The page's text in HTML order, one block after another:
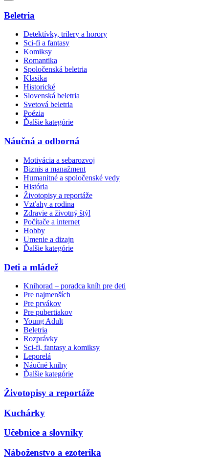
Beletria
Detektívky, trilery a horory
Sci-fi a fantasy
Komiksy
Romantika
Spoločenská beletria
Klasika
Historické
Slovenská beletria
Svetová beletria
Poézia
Ďalšie kategórie
Náučná a odborná
Motivácia a sebarozvoj
Biznis a manažment
Humanitné a spoločenské vedy
História
Životopisy a reportáže
Vzťahy a rodina
Zdravie a životný štýl
Počítače a internet
Hobby
Umenie a dizajn
Ďalšie kategórie
Deti a mládež
Knihorad – poradca kníh pre deti
Pre najmenších
Pre prvákov
Pre pubertiakov
Young Adult
Beletria
Rozprávky
Sci-fi, fantasy a komiksy
Leporelá
Náučné knihy
Ďalšie kategórie
Životopisy a reportáže
Kuchárky
Učebnice a slovníky
Náboženstvo a ezoterika